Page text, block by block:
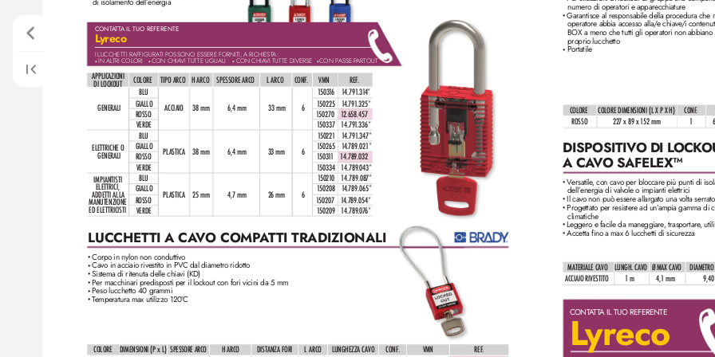
LUCCHETTI A CAVO COMPATTI TRADIZIONALI
• Corpo in nylon non conduttivo
• Cavo in acciaio rivestito in PVC dal diametro ridotto
• Sistema di ritenuta delle chiavi (KD)
• Per macchinari predisposti per il lockout con fori vicini da 5 mm
• Peso lucchetto 40 grammi
• Temperatura max utilizzo 120°C
APPLICAZIONI
DI LOCKOUT
COLORE TIPO ARCO H ARCO SPESSORE ARCO L ARCO CONF. VMN REF.
GENERALI
BLU
ACCIAIO
38 mm 6,4 mm 33 mm 6
150316 14.791.314*
GIALLO
150225 14.791.325*
ROSSO 150270 12.658.457
VERDE 150337 14.791.336*
ELETTRICHE O
GENERALI
BLU
PLASTICA 38 mm 6,4 mm 33 mm 6
150221 14.791.347*
GIALLO
150265 14.789.021*
ROSSO
150311 14.789.032
VERDE
150334 14.789.043*
IMPIANTISTI
ELETTRICI,
ADDETTI ALLA
MANUTENZIONE
ED ELETTRICISTI
BLU
PLASTICA 25 mm 4,7 mm 26 mm 6
150210 14.789.087*
GIALLO 150208 14.789.065*
ROSSO
150207 14.789.054*
VERDE 150209 14.789.076*
COLORE DIMENSIONI (P x L) SPESSORE ARCO H ARCO DISTANZA FORI L ARCO LUNGHEZZA CAVO CONF. VMN REF.
I LUCCHETTI RAFFIGURATI POSSONO ESSERE FORNITI, A RICHIESTA:
• IN ALTRI COLORI • CON CHIAVI TUTTE UGUALI • CON CHIAVI TUTTE DIVERSE • CON PASSE-PARTOUT
CONTATTA IL TUO REFERENTE
Lyreco
• Versatile, con cavo per bloccare più punti di
dell’energia di valvole o impianti elettrici
• Il cavo non può essere allargato una volta serrato
• Progettato per resistere ad un’ampia gamma di
climatiche
• Leggero e facile da maneggiare, trasportare,
• Accetta fino a max 6 lucchetti di sicurezza
numero di operatori e apparecchiature
• Garantisce al responsabile della procedura che
operatore abbia accesso alla/e chiave/i
BOX a meno che tutti gli operatori non abbiano
proprio lucchetto
• Portatile
DISPOSITIVO DI LOCK
A CAVO SAFELEX™
COLORE COLORE DIMENSIONI (L X P X H) CONF.
ROSSO
227 x 89 x 152 mm 1
MATERIALE CAVO LUNGH. CAVO Ø MAX CAVO
ACCIAIO RIVESTITO
1 m 4,1 mm
CONTATTA IL TUO REFERENTE
Lyreco